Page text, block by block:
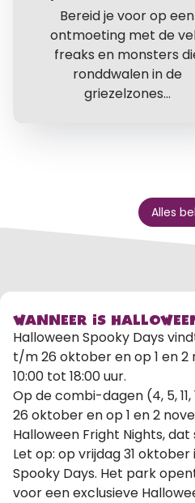
Bereid je voor op een
ontmoeting met de
freaks en monsters
ronddwalen in de
griezelzones...
Alles
WANNEER IS
Halloween Spooky Days vindt
t/m 26 oktober en op 1 en
10:00 tot 18:00 uur.
Op de combi-dagen (4, 5, 11,
26 oktober en op 1 en 2
Halloween Fright Nights, dat
Let op: op vrijdag 31
Spooky Days. Het park
voor een exclusieve